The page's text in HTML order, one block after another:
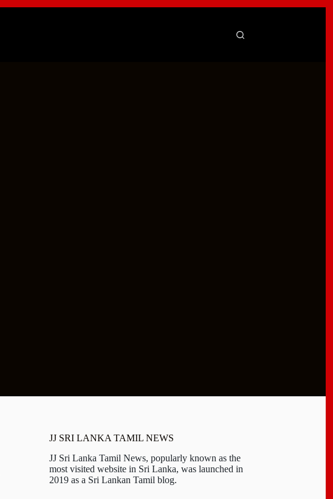
JJ SRI LANKA TAMIL NEWS
JJ Sri Lanka Tamil News, popularly known as the
most visited website in Sri Lanka, was launched in
2019 as a Sri Lankan Tamil blog.